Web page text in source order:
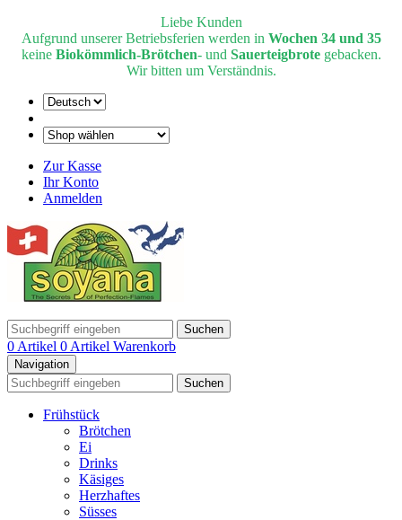
Liebe Kunden
Aufgrund unserer Betriebsferien werden in Wochen 34 und 35
keineBiokömmlich-Brötchen- und Sauerteigbrote gebacken.
Wir bitten um Verständnis.
Zur Kasse
Ihr Konto
Anmelden
Suchen
0 Artikel 0 Artikel Warenkorb
Navigation
Suchen
Frühstück
Brötchen
Ei
Drinks
Käsiges
Herzhaftes
Süsses